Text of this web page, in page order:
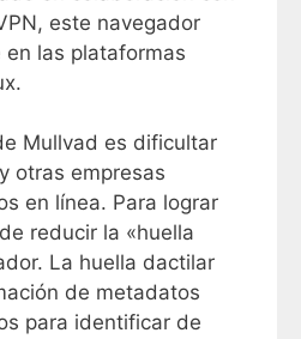
este navegador
las plataformas
Mullvad es dificultar
otras empresas
en línea. Para lograr
reducir la «huella
La huella dactilar
de metadatos
para identificar de